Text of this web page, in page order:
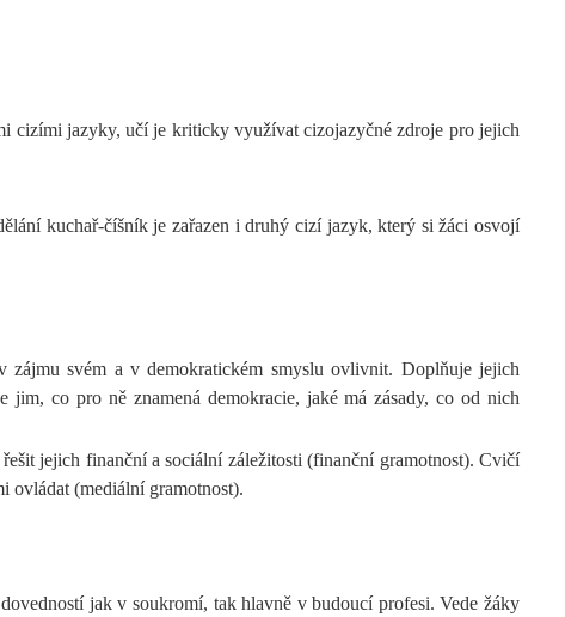
cizími jazyky, učí je kriticky využívat cizojazyčné zdroje pro jejich
kuchař-číšník je zařazen i druhý cizí jazyk, který si žáci osvojí
svém a v demokratickém smyslu ovlivnit. Doplňuje jejich
co pro ně znamená demokracie, jaké má zásady, co od nich
jejich finanční a sociální záležitosti (finanční gramotnost). Cvičí
ovládat (mediální gramotnost).
jak v soukromí, tak hlavně v budoucí profesi. Vede žáky